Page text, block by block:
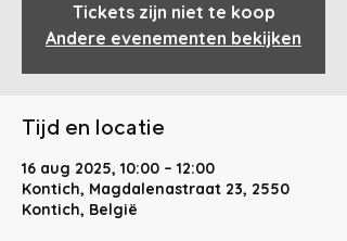
Tickets zijn niet te koop
Andere evenementen bekijken
Tijd en locatie
16 aug 2025, 10:00 – 12:00
Kontich, Magdalenastraat 23, 2550
Kontich, België